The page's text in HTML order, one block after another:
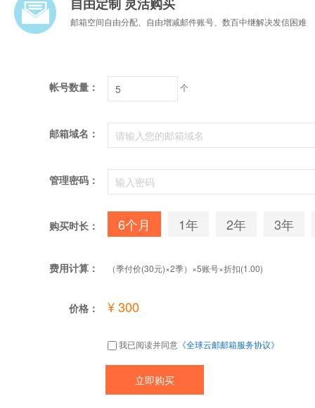
邮箱空间自由分配、自由增减邮件账号、数百中继解决发信困难
帐号数量： 个
邮箱域名：
管理密码：
购买时长： 6个月 1年 2年 3年
费用计算： （季付价(30元)×2季）×5账号×折扣(1.00)
价格： ¥ 300
我已阅读并同意 《全球云邮邮箱服务协议》